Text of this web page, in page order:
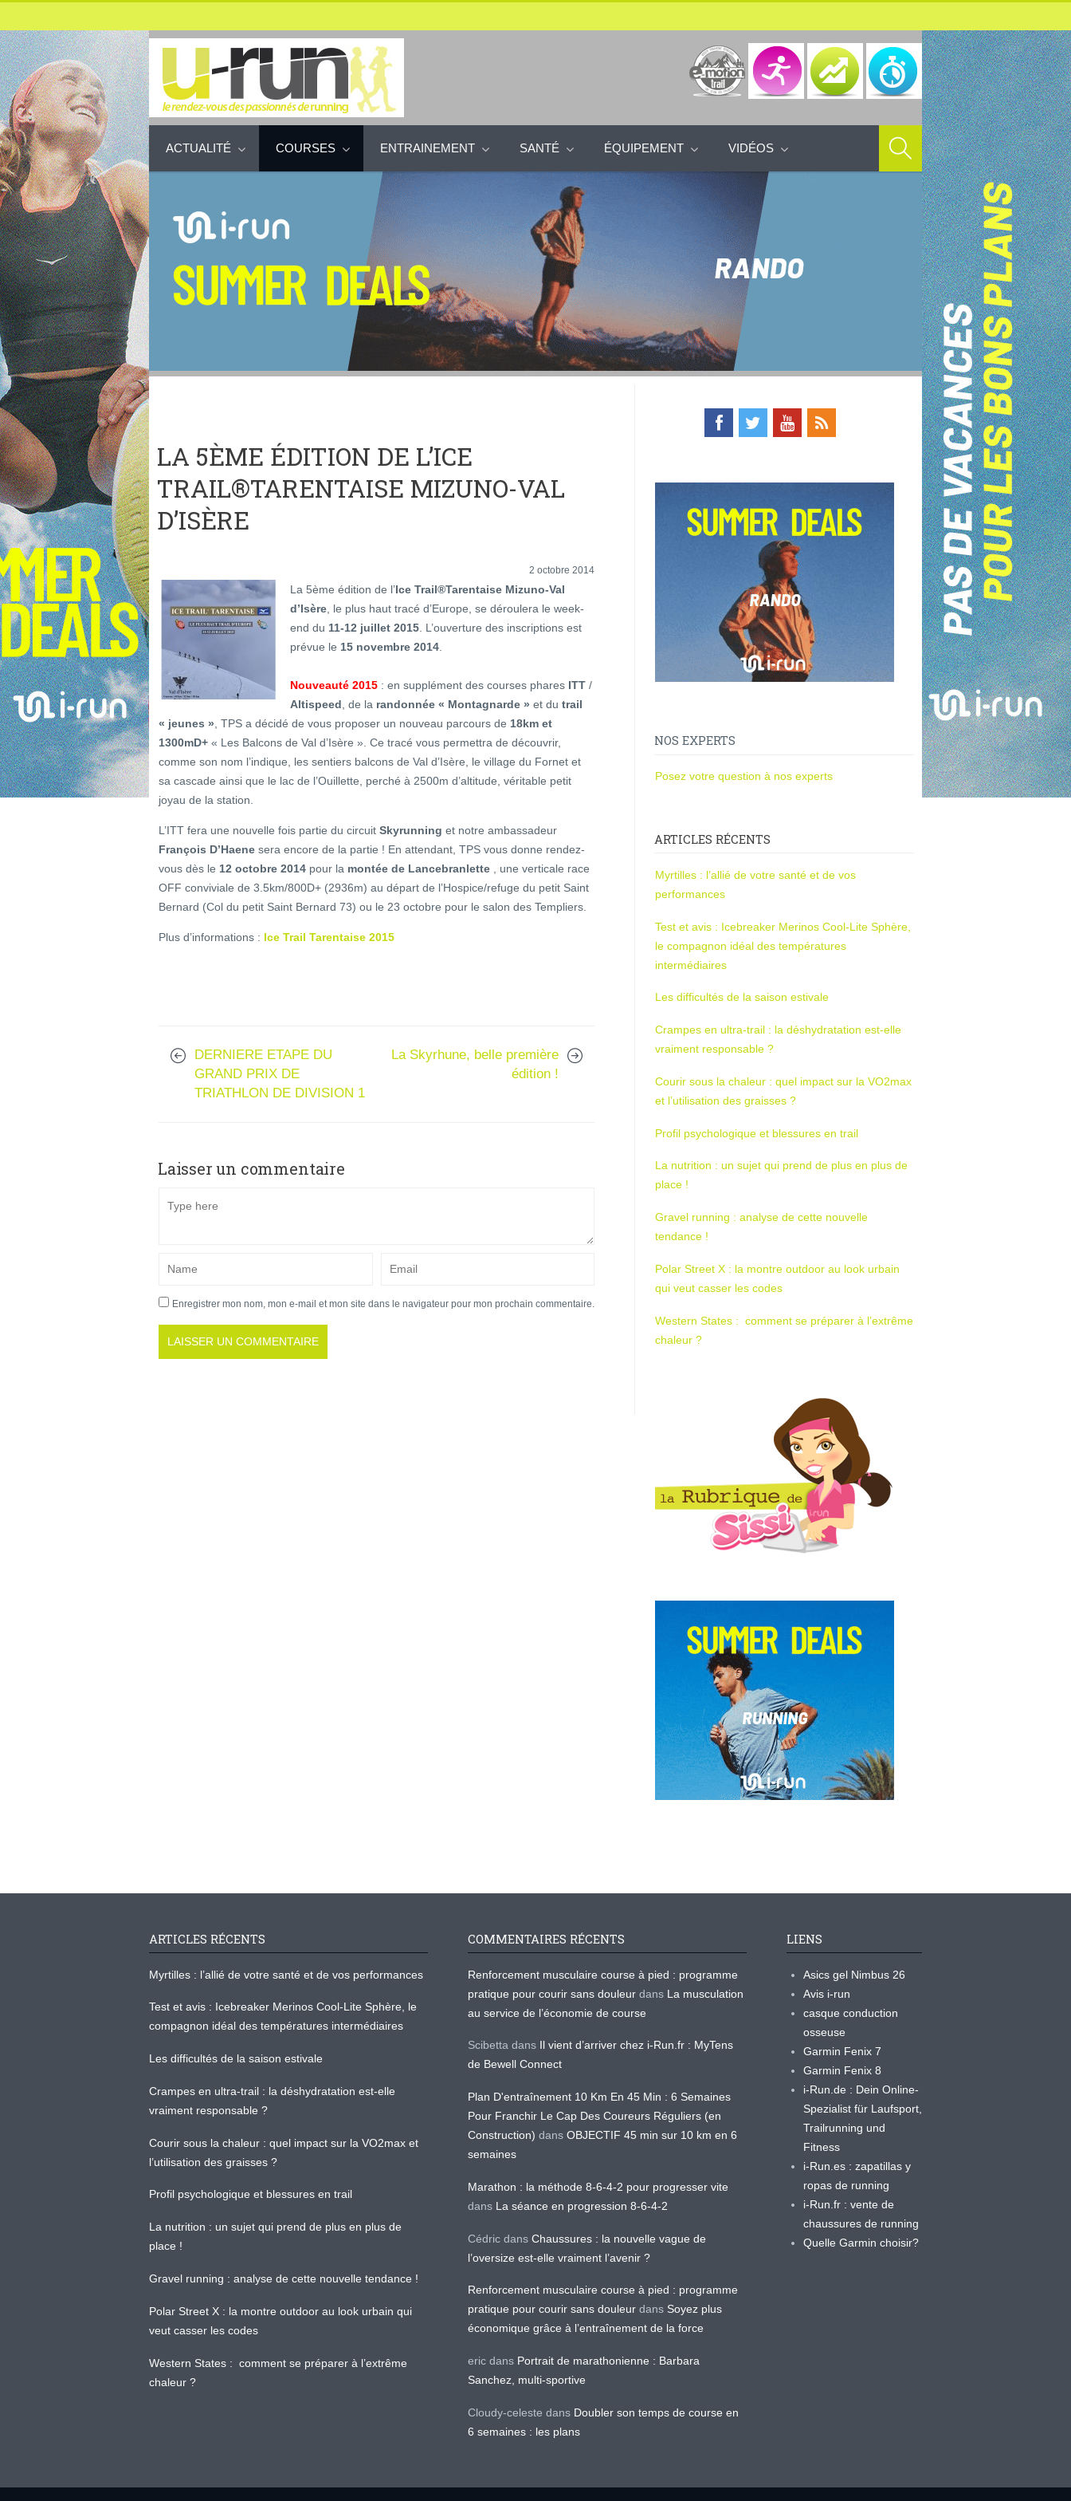
ACTUALITÉ COURSES ENTRAINEMENT SANTÉ ÉQUIPEMENT VIDÉOS
LA 5ÈME ÉDITION DE L’ICE
TRAIL®TARENTAISE MIZUNO-VAL
D’ISÈRE
2 octobre 2014
La 5ème édition de l’Ice Trail®Tarentaise Mizuno-Val
d’Isère , le plus haut tracé d’Europe, se déroulera le week-
end du 11-12 juillet 2015 . L’ouverture des inscriptions est
prévue le 15 novembre 2014
Nouveauté 2015 : en supplément des courses phares ITT /
Altispeed , de la randonnée « Montagnarde » et du trail
« jeunes » , TPS a décidé de vous proposer un nouveau parcours de 18km et
1300mD+ « Les Balcons de Val d’Isère ». Ce tracé vous permettra de découvrir,
comme son nom l’indique, les sentiers balcons de Val d’Isère, le village du Fornet et
sa cascade ainsi que le lac de l’Ouillette, perché à 2500m d’altitude, véritable petit
joyau de la station.
L’ITT fera une nouvelle fois partie du circuit Skyrunning et notre ambassadeur
François D’Haene sera encore de la partie ! En attendant, TPS vous donne rendez-
vous dès le 12 octobre 2014 pour la montée de Lancebranlette , une verticale race
OFF conviviale de 3.5km/800D+ (2936m) au départ de l’Hospice/refuge du petit Saint
Bernard (Col du petit Saint Bernard 73) ou le 23 octobre pour le salon des Templiers.
Plus d’informations : Ice Trail Tarentaise 2015
DERNIERE ETAPE DU
GRAND PRIX DE
TRIATHLON DE DIVISION 1
La Skyrhune, belle première
édition !
Laisser un commentaire
Enregistrer mon nom, mon e-mail et mon site dans le navigateur pour mon prochain commentaire.
NOS EXPERTS
Posez votre question à nos experts
ARTICLES RÉCENTS
Myrtilles : l’allié de votre santé et de vos
performances
Test et avis : Icebreaker Merinos Cool-Lite Sphère,
le compagnon idéal des températures
intermédiaires
Les difficultés de la saison estivale
Crampes en ultra-trail : la déshydratation est-elle
vraiment responsable ?
Courir sous la chaleur : quel impact sur la VO2max
et l’utilisation des graisses ?
Profil psychologique et blessures en trail
La nutrition : un sujet qui prend de plus en plus de
place !
Gravel running : analyse de cette nouvelle
tendance !
Polar Street X : la montre outdoor au look urbain
qui veut casser les codes
Western States : comment se préparer à l’extrême
chaleur ?
ARTICLES RÉCENTS
Myrtilles : l’allié de votre santé et de vos performances
Test et avis : Icebreaker Merinos Cool-Lite Sphère, le
compagnon idéal des températures intermédiaires
Les difficultés de la saison estivale
Crampes en ultra-trail : la déshydratation est-elle
vraiment responsable ?
Courir sous la chaleur : quel impact sur la VO2max et
l’utilisation des graisses ?
Profil psychologique et blessures en trail
La nutrition : un sujet qui prend de plus en plus de
place !
Gravel running : analyse de cette nouvelle tendance !
Polar Street X : la montre outdoor au look urbain qui
veut casser les codes
Western States : comment se préparer à l’extrême
chaleur ?
COMMENTAIRES RÉCENTS
Renforcement musculaire course à pied : programme
pratique pour courir sans douleur dans La musculation
au service de l’économie de course
Scibetta dans Il vient d’arriver chez i-Run.fr : MyTens
de Bewell Connect
Plan D'entraînement 10 Km En 45 Min : 6 Semaines
Pour Franchir Le Cap Des Coureurs Réguliers (en
Construction) dans OBJECTIF 45 min sur 10 km en 6
semaines
Marathon : la méthode 8-6-4-2 pour progresser vite
dans La séance en progression 8-6-4-2
Cédric dans Chaussures : la nouvelle vague de
l’oversize est-elle vraiment l’avenir ?
Renforcement musculaire course à pied : programme
pratique pour courir sans douleur dans Soyez plus
économique grâce à l’entraînement de la force
eric dans Portrait de marathonienne : Barbara
Sanchez, multi-sportive
Cloudy-celeste dans Doubler son temps de course en
6 semaines : les plans
LIENS
Asics gel Nimbus 26
Avis i-run
casque conduction
osseuse
Garmin Fenix 7
Garmin Fenix 8
i-Run.de : Dein Online-
Spezialist für Laufsport,
Trailrunning und
Fitness
i-Run.es : zapatillas y
ropas de running
i-Run.fr : vente de
chaussures de running
Quelle Garmin choisir?